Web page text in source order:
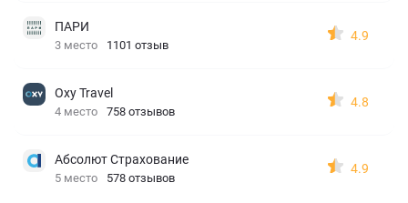
ПАРИ
3 место 1101 отзыв
4.9
Oxy Travel
4 место 758 отзывов
4.8
Абсолют Страхование
5 место 578 отзывов
4.9